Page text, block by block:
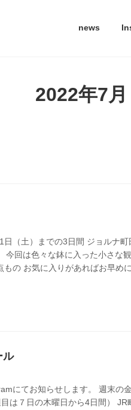
news
2022年7月
日（土）までの3日間 ジョルナ町
今回は色々な鉢に入った小さな
もの お気に入りがあればお早め
ル
にてお知らせします。 週末
目は７日の木曜日から4日間）